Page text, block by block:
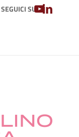
SEGUICI SUYOUTUBE
LINKEDIN